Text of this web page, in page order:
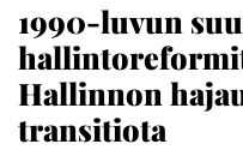
1990-luvun
Hallinnon
transitiota